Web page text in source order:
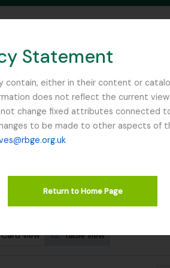
Statement
contain, either in their content or
does not reflect the current
change fixed attributes connected
to be made to other aspects of
Return to Home Page
IN BROWSE PAGE
view Table view